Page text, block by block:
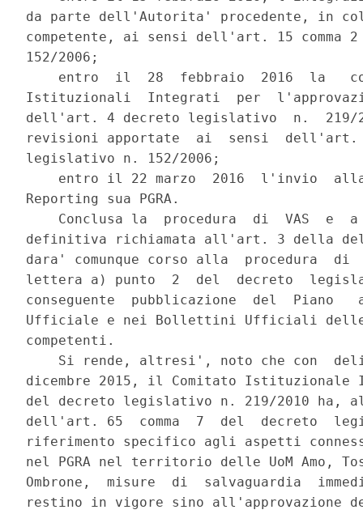
da parte dell'Autorita' procedente, in
competente, ai sensi dell'art. 15
152/2006;
entro  il  28  febbraio  2016  la
Istituzionali  Integrati  per
dell'art. 4 decreto legislativo  n.  219/
revisioni apportate  ai  sensi  dell'art.
legislativo n. 152/2006;
entro il 22 marzo  2016  l'invio
Reporting sua PGRA.
Conclusa la  procedura  di  VAS  e
definitiva richiamata all'art. 3 della
dara' comunque corso alla  procedura
lettera a) punto  2  del  decreto
conseguente  pubblicazione  del  Piano
Ufficiale e nei Bollettini Ufficiali
competenti.
Si rende, altresi', noto che con
dicembre 2015, il Comitato Istituzionale
del decreto legislativo n. 219/2010
dell'art. 65  comma  7  del  decreto
riferimento specifico agli aspetti
nel PGRA nel territorio delle UoM Amo,
Ombrone,  misure  di  salvaguardia
restino in vigore sino all'approvazione